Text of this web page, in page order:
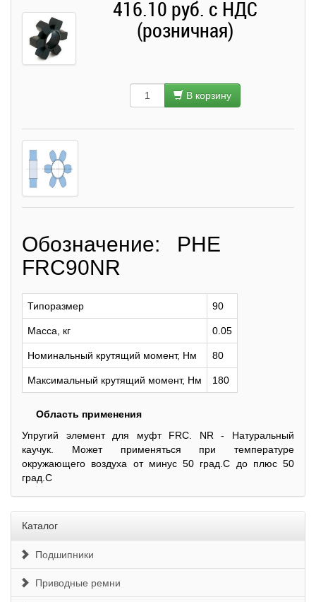
416.10 руб. с НДС
(розничная)
В корзину
Обозначение: PHE
FRC90NR
Типоразмер 90
Масса, кг 0.05
Номинальный крутящий момент, Нм 80
Максимальный крутящий момент, Нм 180
Область применения
Упругий элемент для муфт FRC. NR - Натуральный
каучук. Может применяться при температуре
окружающего воздуха от минус 50 град.С до плюс 50
град.С
Каталог
Подшипники
Приводные ремни